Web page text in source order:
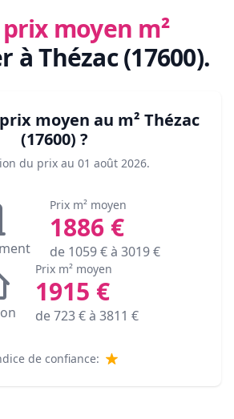
moyen m²
à Thézac (17600).
moyen au m² Thézac
(17600) ?
du prix au 01 août 2026.
Prix m² moyen
1886€
de 1059€ à 3019€
Prix m² moyen
1915 €
de723€ à 3811 €
de confiance: